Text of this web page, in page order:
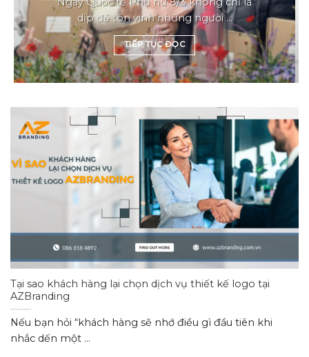
dịp để tôn vinh những người ...
TIẾP TỤC ĐỌC
Tại sao khách hàng lại chọn dịch vụ thiết kế logo tại
AZBranding
Nếu bạn hỏi “khách hàng sẽ nhớ điều gì đầu tiên khi
nhắc dến một ...